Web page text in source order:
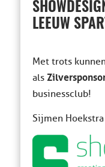
LEEUW
Met trots
als
businessclub!
Sijmen